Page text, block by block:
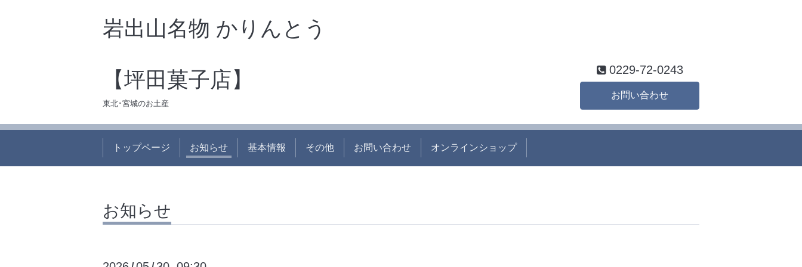
岩出山名物 かりんとう
【坪田菓子店】
東北･宮城のお土産
0229-72-0243
お問い合わせ
トップページ お知らせ 基本情報 その他 お問い合わせ オンラインショップ
お知らせ